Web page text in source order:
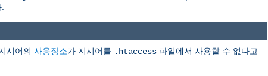
시어의 사용장소가 지시어를 .htaccess 파일에서 사용할 수 없다고